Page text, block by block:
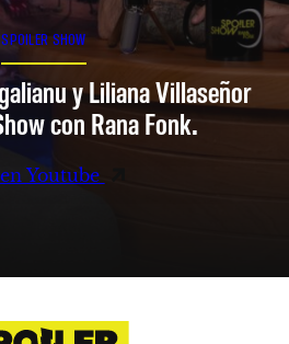
SPOILER SHOW
y Liliana Villaseñor
con Rana Fonk.
Youtube